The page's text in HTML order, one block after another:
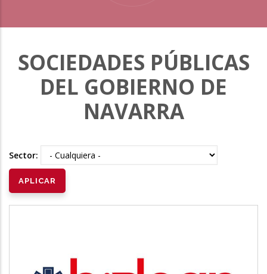
SOCIEDADES PÚBLICAS
DEL GOBIERNO DE
NAVARRA
Sector: